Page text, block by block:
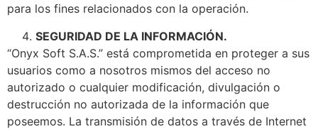
para los fines relacionados con la operación.
SEGURIDAD DE LA INFORMACIÓN.
“Onyx Soft S.A.S.” está comprometida en proteger a sus
usuarios como a nosotros mismos del acceso no
autorizado o cualquier modificación, divulgación o
destrucción no autorizada de la información que
poseemos. La transmisión de datos a través de Internet